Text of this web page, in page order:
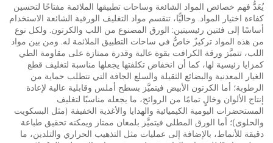
يُعَدُّ فهم خصائص المواد الشائعة وساحات تطبيقها الملائمة مفتاحًا لتحسين
كفاءة اختيار المواد. وحاليًّا، تنقسم مواد التغليف الورقية الشائعة الاستخدام
أساسًا إلى فئتين رئيسيتين: الورق المصنوع من اللب والكرتون. ولكل نوع
من هذه المواد تركيزٌ خاصٌّ في ساحات التطبيق الملائمة له. ومن بين مواد
اللب، تتميَّز ورقة الكرافت بقوة عالية وقدرة ممتازة على مقاومة الطي
كمزايا رئيسية لها، كما أن انخفاض تكلفتها يجعلها مناسبة لتغليف قطع
الغيار المعدنية والبضائع الثقيلة والسلع الجافة التي تتطلب حماية من
الرطوبة؛ أما الكرتون الأبيض فيتميَّز بسطح أملس وقابلية عالية لإعادة
إنتاج الألوان وخالٍ تمامًا من الروائح، ما يجعله مناسبًا لتغليف
المستحضرات اليومية الكيميائية والهدايا والأغذية الخفيفة (مثل البسكويت
والحلوى)؛ أما الورق المطلي فيتميَّز بلمعان ممتاز ويمكنه تحقيق طباعة
دقيقة للأنماط، بالإضافة إلى عمليات مثل التذهيب الحراري والتلدين، ما